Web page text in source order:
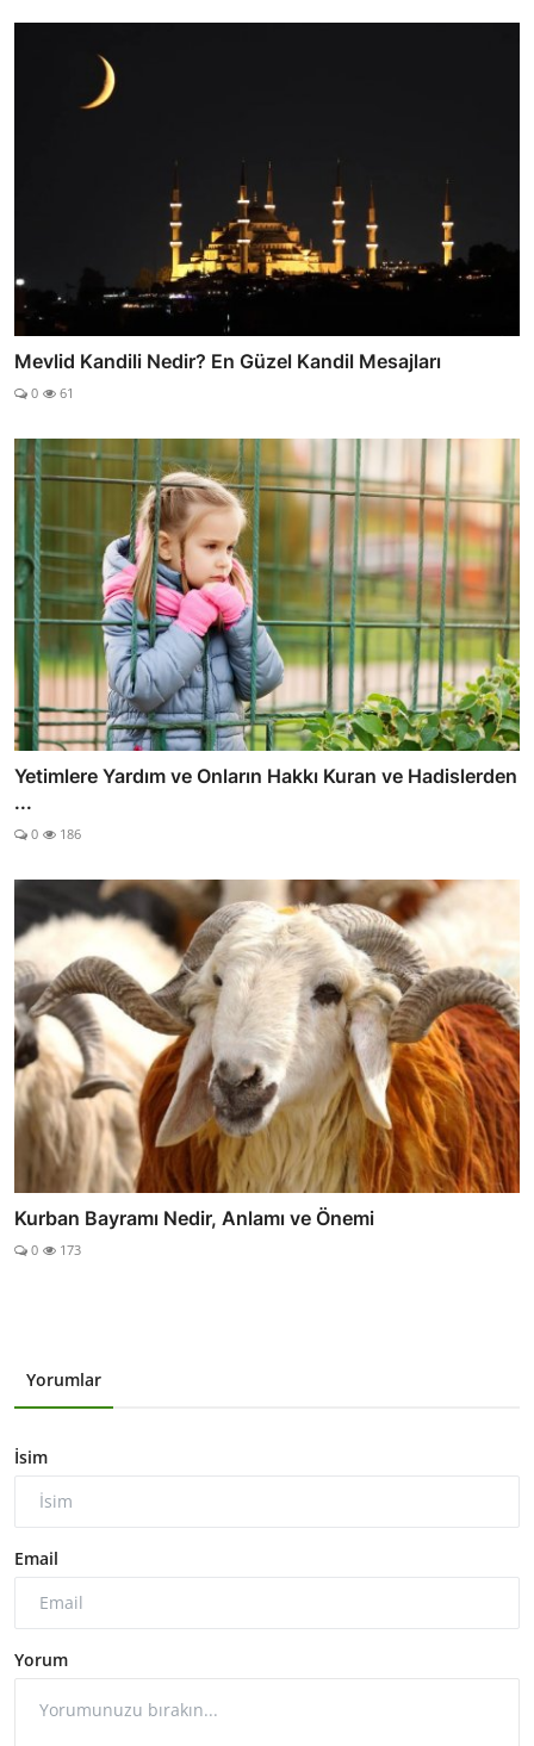
Mevlid Kandili Nedir? En Güzel Kandil Mesajları
0 61
Yetimlere Yardım ve Onların Hakkı Kuran ve Hadislerden
...
0 186
Kurban Bayramı Nedir, Anlamı ve Önemi
0 173
Yorumlar
İsim
Email
Yorum